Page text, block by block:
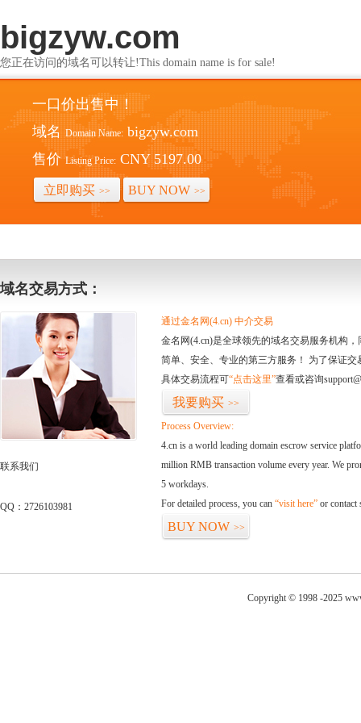
bigzyw.com
您正在访问的域名可以转让!This domain name is for sale!
一口价出售中！
域名 Domain Name: bigzyw.com
售价 Listing Price: CNY 5197.00
立即购买 >> BUY NOW >>
域名交易方式：
联系我们
QQ：2726103981
通过金名网(4.cn) 中介交易
金名网(4.cn)是全球领先的域名交易服务机构
简单、安全、专业的第三方服务！ 为了保证
具体交易流程可“点击这里”查看或咨询
我要购买 >>
Process Overview:
4.cn is a world leading domain escrow service
million RMB transaction volume every year. We
5 workdays.
For detailed process, you can “visit here” or contact
BUY NOW >>
Copyright © 1998 -2025